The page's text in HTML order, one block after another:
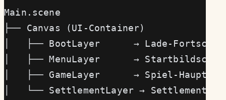
Main.scene
├── Canvas (UI-Container)
│   ├── BootLayer      → Lade-
│   ├── MenuLayer      →
│   ├── GameLayer      → Spiel-
│   └── SettlementLayer → Settlement